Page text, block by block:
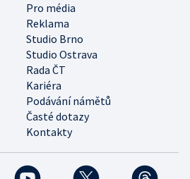
Pro média
Reklama
Studio Brno
Studio Ostrava
Rada ČT
Kariéra
Podávání námětů
Časté dotazy
Kontakty